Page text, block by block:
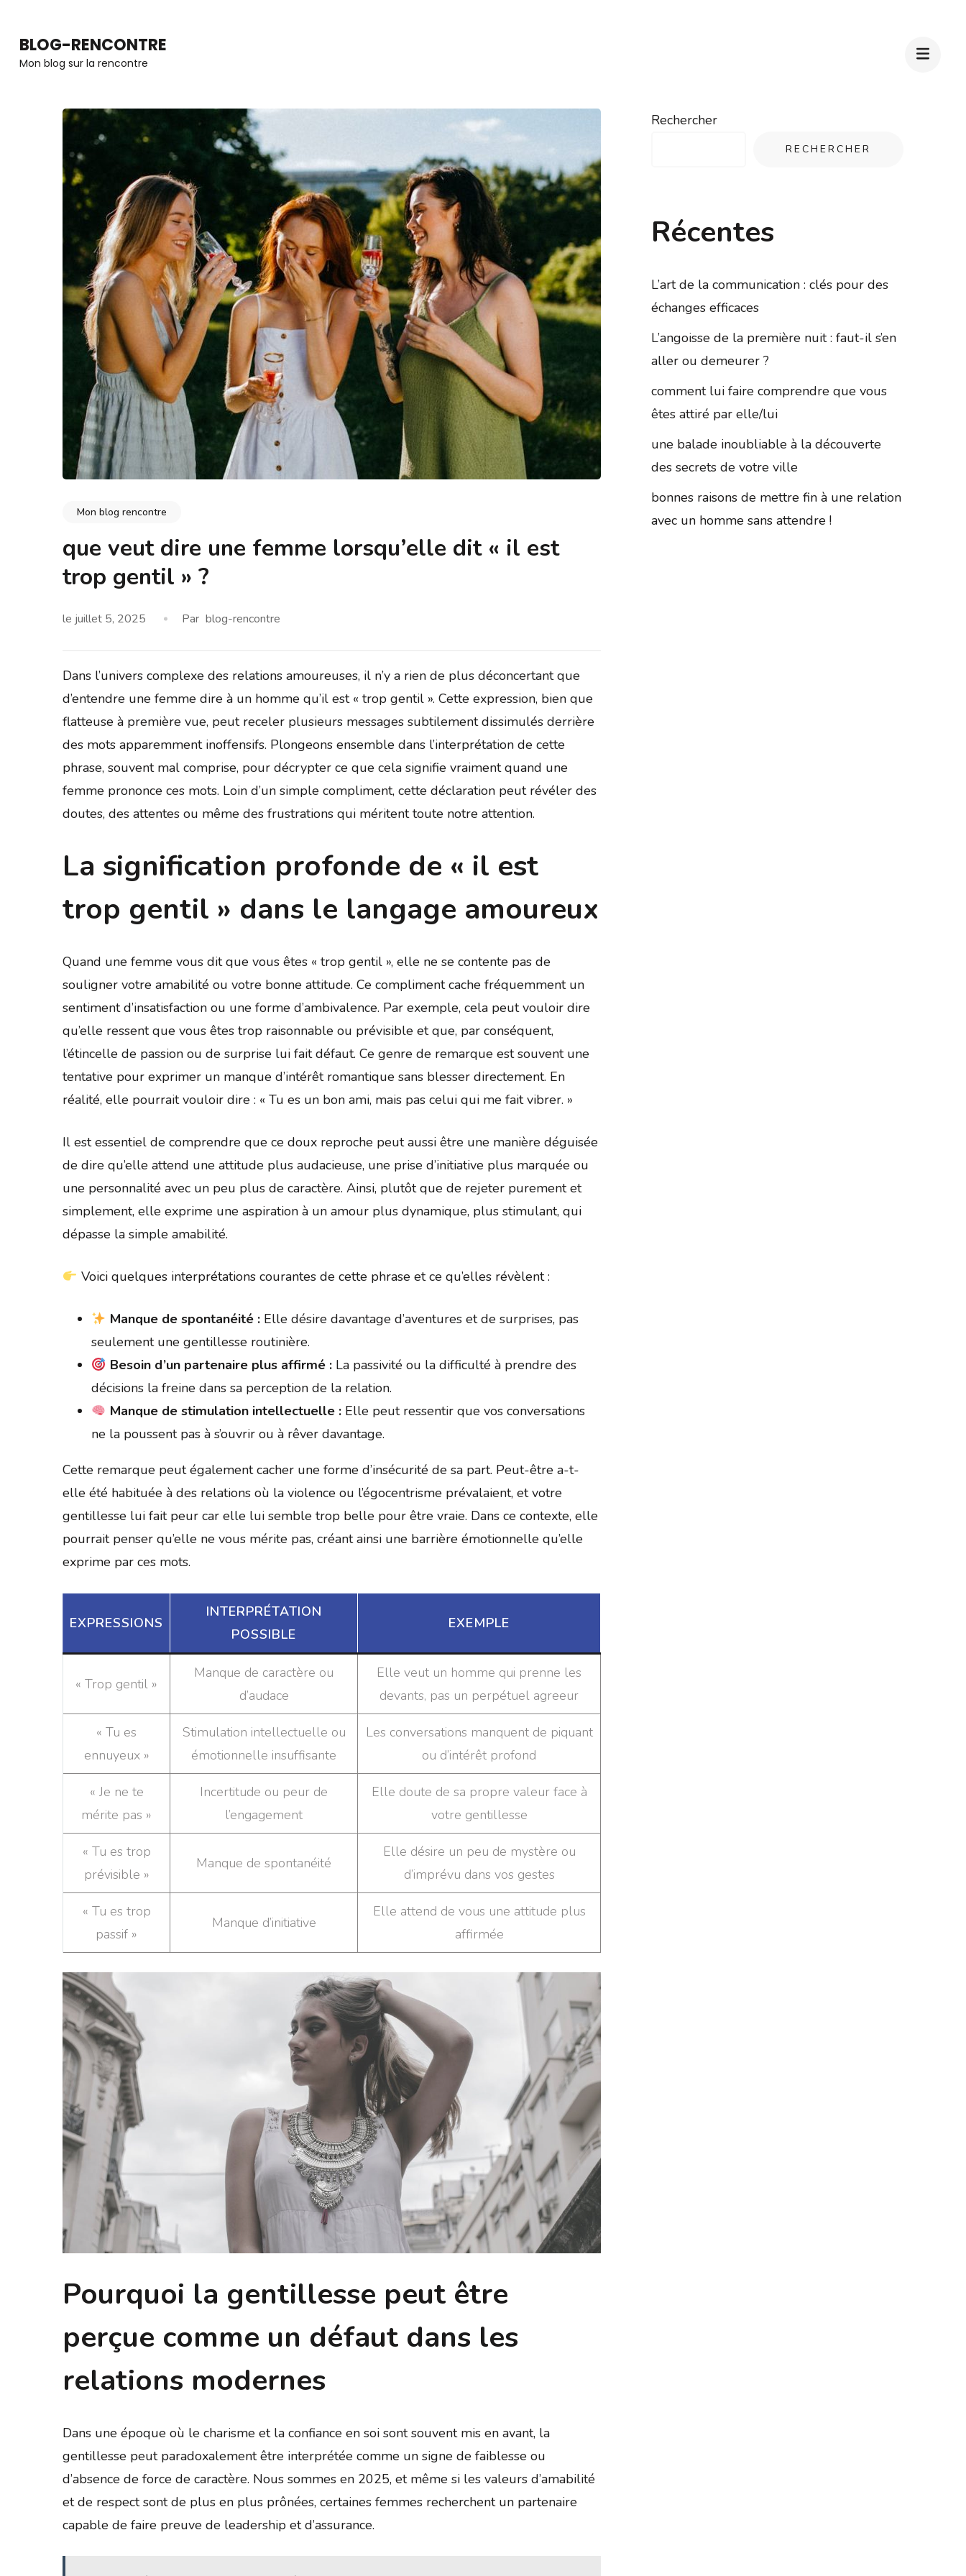
contenu
BLOG-RENCONTRE
Mon blog sur la rencontre
Mon blog rencontre
que veut dire une femme lorsqu’elle dit « il est
trop gentil » ?
le juillet 5, 2025 Par blog-rencontre
Dans l’univers complexe des relations amoureuses, il n’y a rien de plus déconcertant que
d’entendre une femme dire à un homme qu’il est « trop gentil ». Cette expression, bien que
flatteuse à première vue, peut receler plusieurs messages subtilement dissimulés derrière
des mots apparemment inoffensifs. Plongeons ensemble dans l’interprétation de cette
phrase, souvent mal comprise, pour décrypter ce que cela signifie vraiment quand une
femme prononce ces mots. Loin d’un simple compliment, cette déclaration peut révéler des
doutes, des attentes ou même des frustrations qui méritent toute notre attention.
La signification profonde de « il est
trop gentil » dans le langage amoureux
Quand une femme vous dit que vous êtes « trop gentil », elle ne se contente pas de
souligner votre amabilité ou votre bonne attitude. Ce compliment cache fréquemment un
sentiment d’insatisfaction ou une forme d’ambivalence. Par exemple, cela peut vouloir dire
qu’elle ressent que vous êtes trop raisonnable ou prévisible et que, par conséquent,
l’étincelle de passion ou de surprise lui fait défaut. Ce genre de remarque est souvent une
tentative pour exprimer un manque d’intérêt romantique sans blesser directement. En
réalité, elle pourrait vouloir dire : « Tu es un bon ami, mais pas celui qui me fait vibrer. »
Il est essentiel de comprendre que ce doux reproche peut aussi être une manière déguisée
de dire qu’elle attend une attitude plus audacieuse, une prise d’initiative plus marquée ou
une personnalité avec un peu plus de caractère. Ainsi, plutôt que de rejeter purement et
simplement, elle exprime une aspiration à un amour plus dynamique, plus stimulant, qui
dépasse la simple amabilité.
Voici quelques interprétations courantes de cette phrase et ce qu’elles révèlent :
Manque de spontanéité :Elle désire davantage d’aventures et de surprises, pas
seulement une gentillesse routinière.
Besoin d’un partenaire plus affirmé :La passivité ou la difficulté à prendre des
décisions la freine dans sa perception de la relation.
Manque de stimulation intellectuelle :Elle peut ressentir que vos conversations
ne la poussent pas à s’ouvrir ou à rêver davantage.
Cette remarque peut également cacher une forme d’insécurité de sa part. Peut-être a-t-
elle été habituée à des relations où la violence ou l’égocentrisme prévalaient, et votre
gentillesse lui fait peur car elle lui semble trop belle pour être vraie. Dans ce contexte, elle
pourrait penser qu’elle ne vous mérite pas, créant ainsi une barrière émotionnelle qu’elle
exprime par ces mots.
EXPRESSIONS
INTERPRÉTATION
POSSIBLE
EXEMPLE
« Trop gentil »
Manque de caractère ou
d’audace
Elle veut un homme qui prenne les
devants, pas un perpétuel agreeur
« Tu es
ennuyeux »
Stimulation intellectuelle ou
émotionnelle insuffisante
Les conversations manquent de piquant
ou d’intérêt profond
« Je ne te
mérite pas »
Incertitude ou peur de
l’engagement
Elle doute de sa propre valeur face à
votre gentillesse
« Tu es trop
prévisible »
Manque de spontanéité
Elle désire un peu de mystère ou
d’imprévu dans vos gestes
« Tu es trop
passif »
Manque d’initiative
Elle attend de vous une attitude plus
affirmée
Pourquoi la gentillesse peut être
perçue comme un défaut dans les
relations modernes
Dans une époque où le charisme et la confiance en soi sont souvent mis en avant, la
gentillesse peut paradoxalement être interprétée comme un signe de faiblesse ou
d’absence de force de caractère. Nous sommes en 2025, et même si les valeurs d’amabilité
et de respect sont de plus en plus prônées, certaines femmes recherchent un partenaire
capable de faire preuve de leadership et d’assurance.
Rechercher
RECHERCHER
Récentes
L’art de la communication : clés pour des
échanges efficaces
L’angoisse de la première nuit : faut-il s’en
aller ou demeurer ?
comment lui faire comprendre que vous
êtes attiré par elle/lui
une balade inoubliable à la découverte
des secrets de votre ville
bonnes raisons de mettre fin à une relation
avec un homme sans attendre !